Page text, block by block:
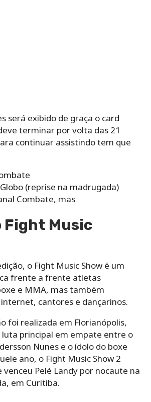
será exibido de graça o card
terminar por volta das 21
continuar assistindo tem que
(reprise na madrugada)
Combate, mas
Fight Music
o Fight Music Show é um
frente a frente atletas
e MMA, mas também
cantores e dançarinos.
foi realizada em Florianópolis,
luta principal em empate entre o
Nunes e o ídolo do boxe
ano, o Fight Music Show 2
Pelé Landy por nocaute na
em Curitiba.